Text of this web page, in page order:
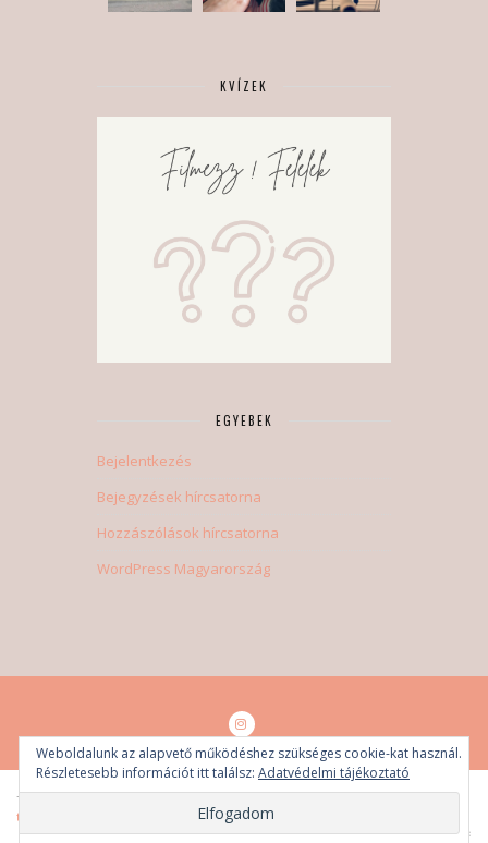
KVÍZEK
EGYEBEK
Bejelentkezés
Bejegyzések hírcsatorna
Hozzászólások hírcsatorna
WordPress Magyarország
Tóth-Bertók Eszter © 2018-2021. Minden jog fenntartva.
tájékoztató
UGRÁS A TETEJÉRE
Weboldalunk az alapvető működéshez szükséges cookie-kat használ.
Részletesebb információt itt találsz: Adatvédelmi tájékoztató